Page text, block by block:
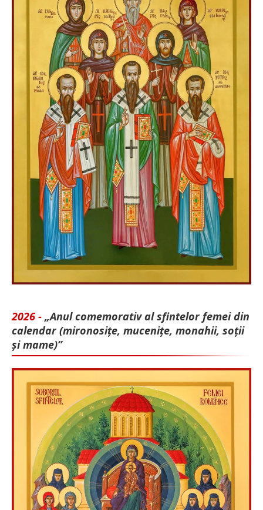
2026 - „Anul comemorativ al sfintelor femei din
calendar (mironosițe, mu­cenițe, monahii, soții
și mame)”